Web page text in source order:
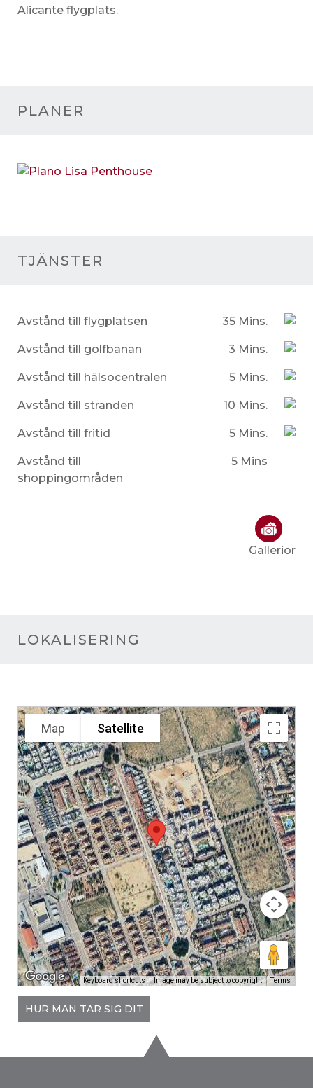
Alicante flygplats.
PLANER
TJÄNSTER
Avstånd till flygplatsen 35 Mins.
Avstånd till golfbanan 3 Mins.
Avstånd till hälsocentralen 5 Mins.
Avstånd till stranden 10 Mins.
Avstånd till fritid 5 Mins.
Avstånd till
shoppingområden
5 Mins
Gallerior
LOKALISERING
Map Satellite
Keyboard shortcuts Image may be subject to copyright Terms
HUR MAN TAR SIG DIT